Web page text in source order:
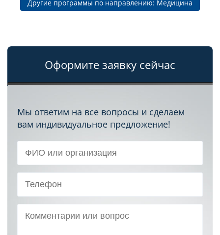
Другие программы по направлению: Медицина
Оформите заявку сейчас
Мы ответим на все вопросы и сделаем
вам индивидуальное предложение!